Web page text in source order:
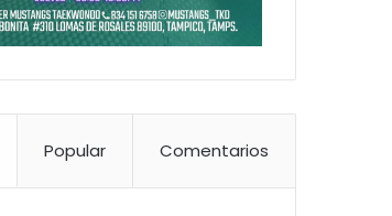
Popular Comentarios